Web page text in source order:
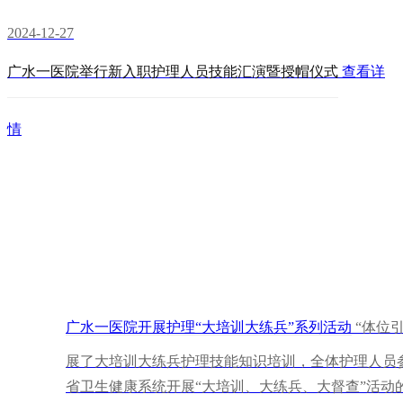
2024-12-27
广水一医院举行新入职护理人员技能汇演暨授帽仪式 查看详
情
广水一医院开展护理“大培训大练兵”系列活动 “体位
展了大培训大练兵护理技能知识培训，全体护理人
省卫生健康系统开展“大培训、大练兵、大督查”活